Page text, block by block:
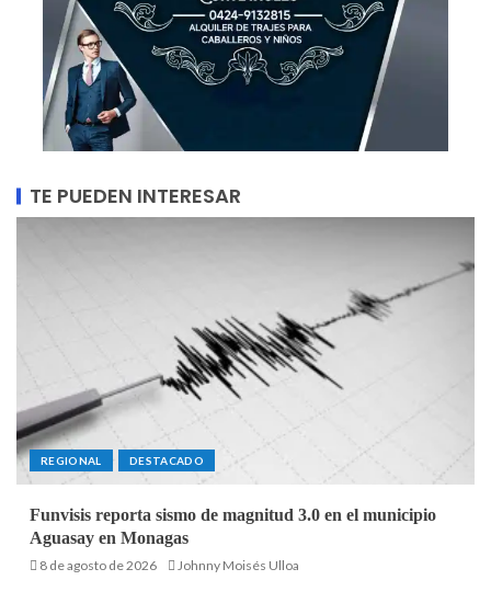
TE PUEDEN INTERESAR
REGIONAL DESTACADO
Funvisis reporta sismo de magnitud 3.0 en el municipio
Aguasay en Monagas
8 de agosto de 2026 Johnny Moisés Ulloa